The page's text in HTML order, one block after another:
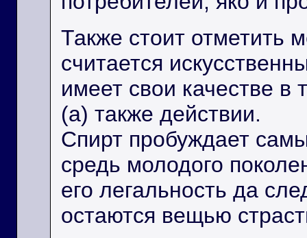
Также стоит отметить
считается
имеет свои качестве в
(а) также действии.
Спирт пробуждает
средь молодого
его легальность да
остаются вещью